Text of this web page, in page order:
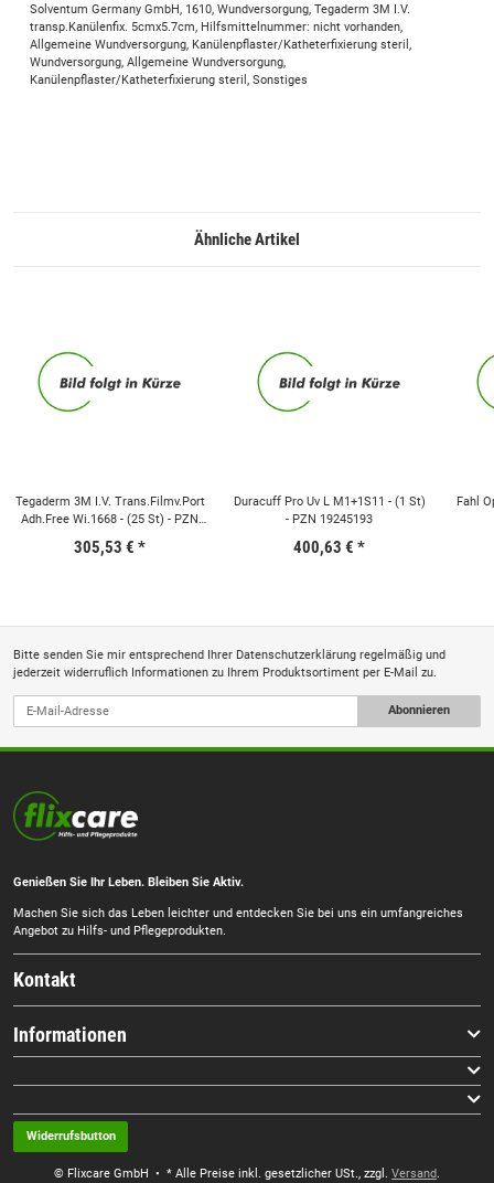
Solventum Germany GmbH, 1610, Wundversorgung, Tegaderm 3M I.V.
transp.Kanülenfix. 5cmx5.7cm, Hilfsmittelnummer: nicht vorhanden,
Allgemeine Wundversorgung, Kanülenpflaster/Katheterfixierung steril,
Wundversorgung, Allgemeine Wundversorgung,
Kanülenpflaster/Katheterfixierung steril, Sonstiges
Ähnliche Artikel
Tegaderm 3M I.V. Trans.Filmv.Port
Adh.Free Wi.1668 - (25 St) - PZN
305,53 € *
Duracuff Pro Uv L M1+1S11 - (1 St)
- PZN 19245193
400,63 € *
Fahl
Bitte senden Sie mir entsprechend Ihrer Datenschutzerklärung regelmäßig und
jederzeit widerruflich Informationen zu Ihrem Produktsortiment per E-Mail zu.
Abonnieren
Genießen Sie Ihr Leben. Bleiben Sie Aktiv.
Machen Sie sich das Leben leichter und entdecken Sie bei uns ein umfangreiches
Angebot zu Hilfs- und Pflegeprodukten.
Kontakt
Informationen
Widerrufsbutton
© Flixcare GmbH • * Alle Preise inkl. gesetzlicher USt., zzgl. Versand.